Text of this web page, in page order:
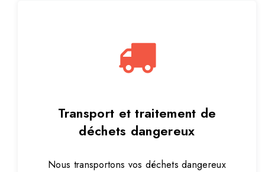
Transport et traitement de
déchets dangereux
Nous transportons vos déchets dangereux